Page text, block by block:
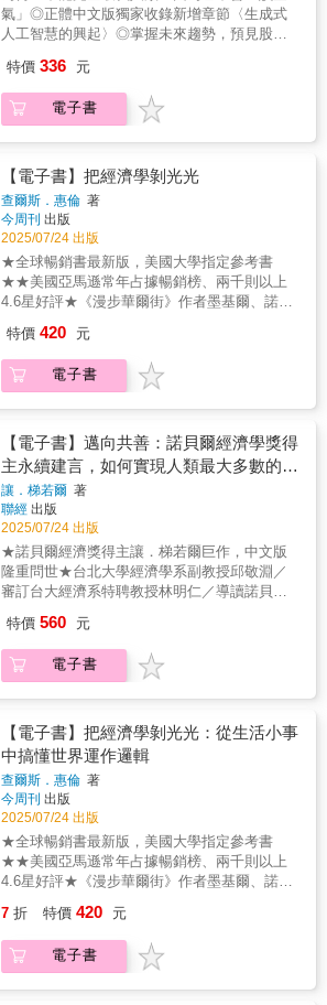
政府如何應對2022年俄羅斯全面入侵烏克蘭的
行動。白宮官員預判入侵的可能，並與盟友協
管制的「零日制裁」方案。儘管最初有所保
留，但在戰事升級的壓力下，制裁力度不斷加
大，最終形成對俄羅斯能源出口的價格上限，
目的在削弱其戰爭財源。【第六部｜世界經濟
國對俄羅斯和中國的經濟作戰，加速全球經濟
的分裂與「去風險化」。這導致各國開始爭奪
經濟安全，試圖擺脫對美國的經濟鎖喉點依
賴，例如美元和先進技術。作者總結，這個時
代「不可能的三位一體」在於經濟相互依存、
經濟安全和地緣政治競爭無法同時並存，並預
言經濟戰的結束可能導致大國衝突回到傳統軍
事對抗。
Rachel Chen，MacroMicro 財經M平方創辦人
本書實屬一項成就，我從中學到很多。經濟學
度。我希望本書能夠啟發來自不同領域、關注
經濟問題的年輕學者。——勞倫斯．桑默斯
（Lawrence Summers），前美國財政部長牛
示，只要投入更多資源，就能在理解經濟體系
方面取得重大進展。——馬丁．沃夫（Martin
Wolf），《金融時報》副主編暨首席經濟評論
員法默是混沌理論的創始人之一，我想不出有
誰比他更能幫助我們理解混沌。法默是物理學
家出身，卻在金融和經濟領域擁有豐富的經
驗，他想讓複雜經濟學變得簡單易懂、迷人又
有趣。這是艱巨的任務，而他做到了！——羅
聞全（Andrew W. Lo），《適應性市場》
挑戰時，標準經濟學讓人失望，而在這本傑出
的著作中，法默解釋其中的緣由，並告訴我
們，用更複雜的視角去理解經濟體系的運作方
加以形塑。法默的見解更為泛用，能推廣至各
個領域。事實上，本書所開創的智識境界令人
興奮不已。但本書也具備高度的實用性，如果
我們願意聽從他謹慎的建議，將能引領人類踏
上康莊大道，擺脫當前的困局。──比爾．麥奇
本（Bill McKibben），《自然的終結》（The
End of Nature）作者在這本迷人的著作中，法
默展現他一生對混沌理論的重大貢獻，並闡述
複雜性並善加利用，就能以更好的方式解決世
界面臨的問題。他的才華無庸置疑！——史考
特．裴吉（Scott Page），《多模型思維》
（The Model Thinker）作者
更多優勢勞動力往需要腦力的產業集中，強調
STEM的專業工作（如分析師、工程師）成為
「思考經濟」時代的主流。經濟3.0：AI的分析
可以完整取代人類的思維能力，亦即從分析到
理解都做得比人類好的時候，將走入重視「情
感經濟」時代。情感經濟時代需要的是……情
人類思考，ChatGPT、Copilot還有更多生成式
AI讓部份的工作更有效率。等「情感經濟」時
代到來，思維工作將更全面地由AI來執行，人
類則往「與人溝通、建立關係、影響他人」等
以情感為主的工作邁進。比如理財專員將數據
分析交給電腦處理，主要工作轉為維持與顧客
的關係。比如計程車司機依賴地圖app變得不會
適（獲得app好評）。情緒回應能力才是讓一個
人和機器人產生根本上的不同的關鍵。我們不
應留在機械智慧、思考智慧等較低層次的智慧
該跟AI比賽寫程式，而是讓自己更懂得「讀空
氣」 未來與情感相關的產業及工作機會將
大大增加，情感教育家、情感治療師、情感管
理顧問、情感行銷專家等等。教育層面也將在
STEM之外加入更多情感層面的教育。本次出
版特別新增的章節更討論生成式AI工具如何加
速我們進入「情感經濟」時代，又如何嘗試
「學習」情感，以及目前造成的各種問題。我
們不應想像自己走向與AI競爭的時代，而是人
工智慧與人類智慧相互合作的關係：把思考交
氣」◎正體中文版獨家收錄新增章節〈生成式
人工智慧的興起〉◎掌握未來趨勢，預見股市
智慧已走進我們的生活，開始逐漸取代，甚至
超越人類的思考能力。那些長久以來的老問題
又開始浮上檯面：哪些人會失業，哪些工作會
定是壞事人類社會的經濟模式至少會有三次轉
變：經濟1.0：實體經濟，以農工為主，雖有許
多機器取代部分人類勞動力，提升生產效率，
但主要的經濟市場還是來自體力。經濟2.0：理
性的時代，進入20世紀，機械人工智慧（比如
組裝汽車的機械手臂）更全面地取代基礎勞動
力，以體力為主的大量男性勞工失業。同時，
更多優勢勞動力往需要腦力的產業集中，強調
STEM的專業工作（如分析師、工程師）成為
能力已普遍地用來輔助人類的思考推理，當AI
可以完整取代人類的思維能力，亦即從分析到
理解都做得比人類好的時候，將走入重視「情
感經濟」時代。情感經濟時代需要的是……情
感智慧！ 今日我們已經可以感受到AI取代
人類思考，ChatGPT、Copilot還有更多生成式
AI讓部份的工作更有效率。等「情感經濟」時
代到來，思維工作將更全面地由AI來執行，人
類則往「與人溝通、建立關係、影響他人」等
以情感為主的工作邁進。比如理財專員將數據
分析交給電腦處理，主要工作轉為維持與顧客
的關係。比如計程車司機依賴地圖app變得不會
適（獲得app好評）。情緒回應能力才是讓一個
人和機器人產生根本上的不同的關鍵。我們不
應留在機械智慧、思考智慧等較低層次的智慧
該跟AI比賽寫程式，而是讓自己更懂得「讀空
氣」 未來與情感相關的產業及工作機會將
大大增加，情感教育家、情感治療師、情感管
理顧問、情感行銷專家等等。教育層面也將在
STEM之外加入更多情感層面的教育。本次出
版特別新增的章節更討論生成式AI工具如何加
速我們進入「情感經濟」時代，又如何嘗試
「學習」情感，以及目前造成的各種問題。我
們不應想像自己走向與AI競爭的時代，而是人
工智慧與人類智慧相互合作的關係：把思考交
特價 336 元
電子書
【電子書】把經濟學剝光光
查爾斯．惠倫 著
今周刊 出版
2025/07/24 出版
★全球暢銷書最新版，美國大學指定參考書
★★美國亞馬遜常年占據暢銷榜、兩千則以上
4.6星好評★《漫步華爾街》作者墨基爾、諾貝
吸煙的人會為非吸煙者帶來龐大經濟利益？※
為什麼強制要求更多產假福利，實際上可能對
女性有害？※連雷恩．葛斯林（Ryan
從買咖啡、吃漢堡、租房子，到放育嬰假或出
門投票，背後其實都是「誘因」與「代價」在
引導你的思維。本書沒有公式、沒有圖表，讓
你從幽默中學會從經濟去思考。 「我一口
氣讀完了《把經濟學剝光光》，終於有位經濟
學家講的是我聽得懂的語言！」——黛博拉．
柯派肯．科根（Deborah Copaken Kogan），
《快門女孩：愛與戰爭的冒險》（Shutterbabe:
Adventures in Love and War）作者 「清
晰、簡潔、資訊豐富，且充滿機智。」——
幾堂簡單的課程……惠倫就能教會最沒有經濟
學基礎的讀者，也能像經濟學家一樣思考。」
——《柯克斯書評》（Kirkus Review）終於！
上，這本暢銷書可能會讓你一口氣讀完。在當
今這個經濟局勢嚴峻的時代，這本深受學生與
一般讀者喜愛的經典，不只是一本好書，更是
一項值得的投資，其報酬率更是令人欣慰地穩
定。查爾斯．惠倫為普羅大眾撰寫的《把經濟
學剝光光》，行文幽默輕鬆，卻能破解經濟術
語、揭穿常見數據背後的真相，並解答你那些
原本不好意思問出口的問題。本書提供讀者必
這門其實並不「黯淡」的學問。最新修訂版加
經濟危機、全球化、資訊經濟、經濟與政治的
交叉，以及聯準會的歷史與未來發展。《漫步
華爾街》作者墨基爾親自撰文力薦，寫到本書
特價 420 元
電子書
【電子書】邁向共善：諾貝爾經濟學獎得
主永續建言，如何實現人類最大多數的幸
福！
讓．梯若爾 著
聯經 出版
2025/07/24 出版
★諾貝爾經濟獎得主讓．梯若爾巨作，中文版
隆重問世★台北大學經濟學系副教授邱敬淵／
審訂台大經濟系特聘教授林明仁／導讀諾貝爾
靈，個體利益與群眾集體福祉難以調和的時
代，深思謹言：我們為什麼應該讀經濟學？自
2008年金融危機爆發後，經濟學家受到信賴的
連結到國家政策上。所得分配不均、資源不平
等種種問題，如今在每個國家都愈演愈烈。人
們在憤怒和沮喪的時候，更容易放棄當前的政
府，也不再採信專家的言論。他們轉而尋求天
翻地覆的改變，而這正是杜撰童話故事與錯誤
政策民粹主義者所能提供的。於是，人們試圖
緊抓住可以帶來希望的東西。諾貝爾經濟學獎
得主讓．梯若爾認為，政府端不出真正有長久
正面影響的經濟政策，正是因為人們不理解經
濟學。他認為：「有這樣的經濟政策，都是我
解，使得政治人物要做出好的政策抉擇，變成
一件需要莫大政治勇氣的事。」他又說：「與
專家和政府溝通很有用，但如果大眾因為先前
特價 560 元
電子書
【電子書】把經濟學剝光光：從生活小事
中搞懂世界運作邏輯
查爾斯．惠倫 著
今周刊 出版
2025/07/24 出版
★全球暢銷書最新版，美國大學指定參考書
★★美國亞馬遜常年占據暢銷榜、兩千則以上
4.6星好評★《漫步華爾街》作者墨基爾、諾貝
吸煙的人會為非吸煙者帶來龐大經濟利益？※
為什麼強制要求更多產假福利，實際上可能對
女性有害？※連雷恩．葛斯林（Ryan
7 折 特價 420 元
電子書